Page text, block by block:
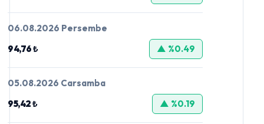
06.08.2026 Persembe
94,76 ₺
▲ %0.49
05.08.2026 Carsamba
95,42 ₺
▲ %0.19